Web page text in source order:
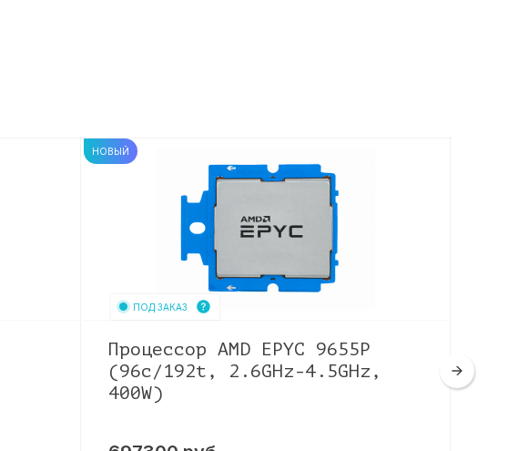
НОВЫЙ
ПОД ЗАКАЗ
Процессор AMD EPYC 9655P
(96c/192t, 2.6GHz-4.5GHz,
400W)